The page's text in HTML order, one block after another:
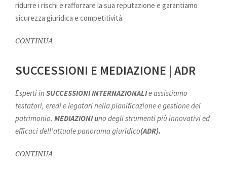
ridurre i rischi e rafforzare la sua reputazione e garantiamo
sicurezza giuridica e competitività.
CONTINUA
SUCCESSIONI E MEDIAZIONE | ADR
Esperti in SUCCESSIONI INTERNAZIONALIe assistiamo
testatori, eredi e legatari nella pianificazione e gestione del
patrimonio. MEDIAZIONI uno degli strumenti più innovativi ed
efficaci dell’attuale panorama giuridico(ADR).
CONTINUA